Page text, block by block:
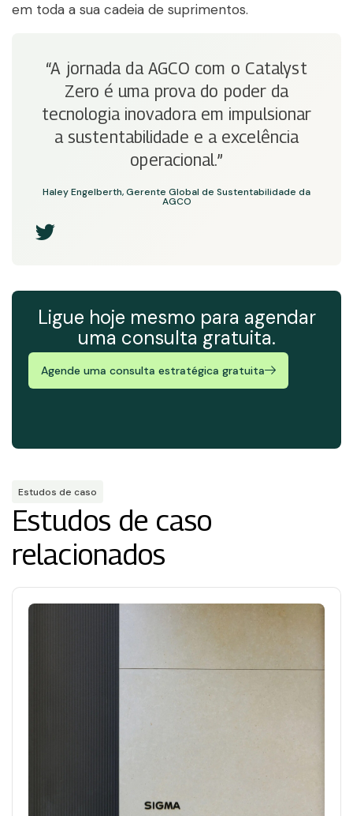
em toda a sua cadeia de suprimentos.
“A jornada da AGCO com o Catalyst
Zero é uma prova do poder da
tecnologia inovadora em impulsionar
a sustentabilidade e a excelência
operacional.”
Haley Engelberth, Gerente Global de Sustentabilidade da
AGCO
Ligue hoje mesmo para agendar
uma consulta gratuita.
Agende uma consulta estratégica gratuita
Estudos de caso
Estudos de caso
relacionados